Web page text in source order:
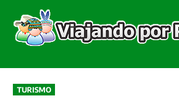
contenido
PUBLICADO
EN
TURISMO